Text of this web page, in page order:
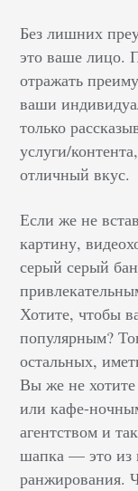
Без лишних
это ваше лицо.
отражать
ваши
только
услуги/
отличный вкус.
Если же не
картину,
серый серый
Хотите, чтобы
популярным?
остальных,
Вы же не
или кафе-
агентством и
шапка — это из
ранжирования.